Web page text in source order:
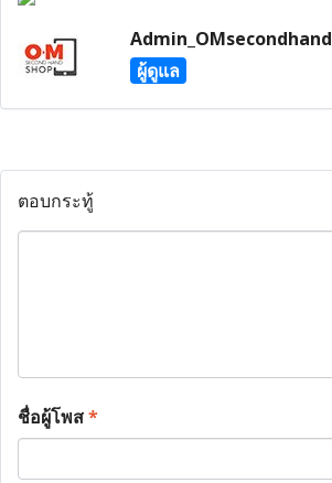
Admin_OMsecondhand
ผู้ดูแล
ตอบกระทู้
ชื่อผู้โพส*